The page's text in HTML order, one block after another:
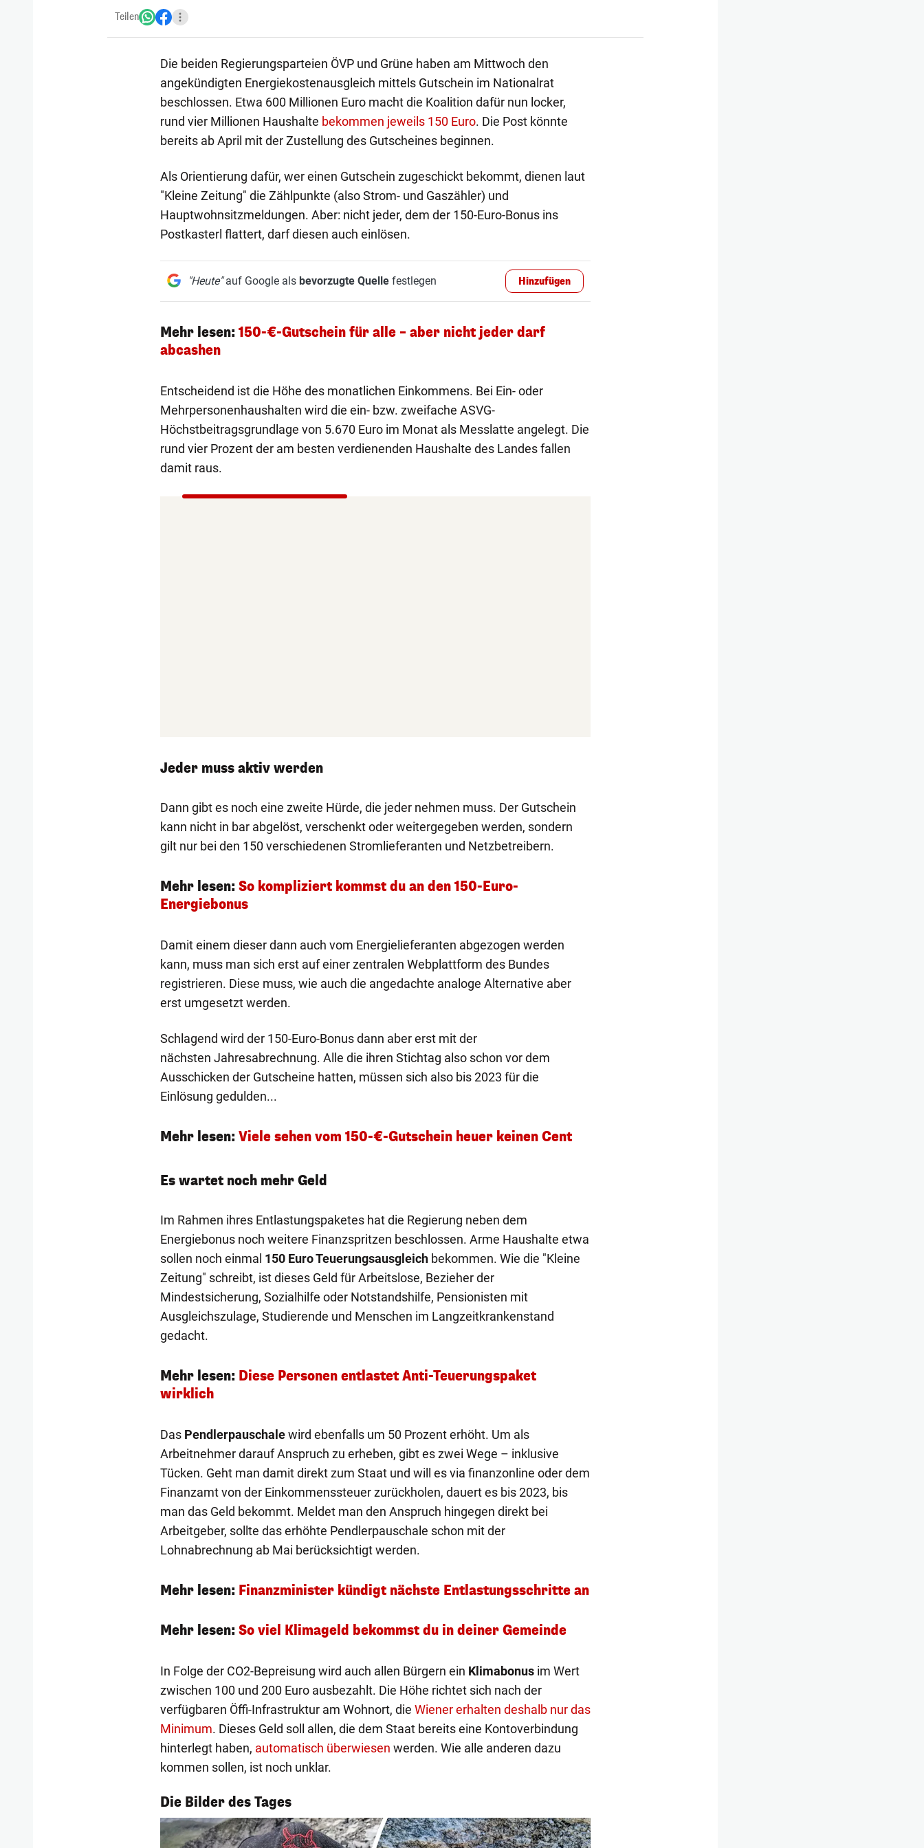
Teilen
Die beiden Regierungsparteien ÖVP und Grüne haben am Mittwoch den
angekündigten Energiekostenausgleich mittels Gutschein im Nationalrat
beschlossen. Etwa 600 Millionen Euro macht die Koalition dafür nun locker,
rund vier Millionen Haushalte bekommen jeweils 150 Euro. Die Post könnte
bereits ab April mit der Zustellung des Gutscheines beginnen.
Als Orientierung dafür, wer einen Gutschein zugeschickt bekommt, dienen laut
"Kleine Zeitung" die Zählpunkte (also Strom- und Gaszähler) und
Hauptwohnsitzmeldungen. Aber: nicht jeder, dem der 150-Euro-Bonus ins
Postkasterl flattert, darf diesen auch einlösen.
"Heute"auf Google als bevorzugte Quellefestlegen Hinzufügen
Mehr lesen: 150-€-Gutschein für alle – aber nicht jeder darf
abcashen
Entscheidend ist die Höhe des monatlichen Einkommens. Bei Ein- oder
Mehrpersonenhaushalten wird die ein- bzw. zweifache ASVG-
Höchstbeitragsgrundlage von 5.670 Euro im Monat als Messlatte angelegt. Die
rund vier Prozent der am besten verdienenden Haushalte des Landes fallen
damit raus.
Jeder muss aktiv werden
Dann gibt es noch eine zweite Hürde, die jeder nehmen muss. Der Gutschein
kann nicht in bar abgelöst, verschenkt oder weitergegeben werden, sondern
gilt nur bei den 150 verschiedenen Stromlieferanten und Netzbetreibern.
Mehr lesen: So kompliziert kommst du an den 150-Euro-
Energiebonus
Damit einem dieser dann auch vom Energielieferanten abgezogen werden
kann, muss man sich erst auf einer zentralen Webplattform des Bundes
registrieren. Diese muss, wie auch die angedachte analoge Alternative aber
erst umgesetzt werden.
Schlagend wird der 150-Euro-Bonus dann aber erst mit der
nächsten Jahresabrechnung. Alle die ihren Stichtag also schon vor dem
Ausschicken der Gutscheine hatten, müssen sich also bis 2023 für die
Einlösung gedulden...
Mehr lesen: Viele sehen vom 150-€-Gutschein heuer keinen Cent
Es wartet noch mehr Geld
Im Rahmen ihres Entlastungspaketes hat die Regierung neben dem
Energiebonus noch weitere Finanzspritzen beschlossen. Arme Haushalte etwa
sollen noch einmal 150 Euro Teuerungsausgleichbekommen. Wie die "Kleine
Zeitung" schreibt, ist dieses Geld für Arbeitslose, Bezieher der
Mindestsicherung, Sozialhilfe oder Notstandshilfe, Pensionisten mit
Ausgleichszulage, Studierende und Menschen im Langzeitkrankenstand
gedacht.
Mehr lesen: Diese Personen entlastet Anti-Teuerungspaket
wirklich
Das Pendlerpauschalewird ebenfalls um 50 Prozent erhöht. Um als
Arbeitnehmer darauf Anspruch zu erheben, gibt es zwei Wege – inklusive
Tücken. Geht man damit direkt zum Staat und will es via finanzonline oder dem
Finanzamt von der Einkommenssteuer zurückholen, dauert es bis 2023, bis
man das Geld bekommt. Meldet man den Anspruch hingegen direkt bei
Arbeitgeber, sollte das erhöhte Pendlerpauschale schon mit der
Lohnabrechnung ab Mai berücksichtigt werden.
Mehr lesen: Finanzminister kündigt nächste Entlastungsschritte an
Mehr lesen: So viel Klimageld bekommst du in deiner Gemeinde
In Folge der CO2-Bepreisung wird auch allen Bürgern ein Klimabonusim Wert
zwischen 100 und 200 Euro ausbezahlt. Die Höhe richtet sich nach der
verfügbaren Öffi-Infrastruktur am Wohnort, die Wiener erhalten deshalb nur das
Minimum. Dieses Geld soll allen, die dem Staat bereits eine Kontoverbindung
hinterlegt haben, automatisch überwiesen werden. Wie alle anderen dazu
kommen sollen, ist noch unklar.
Die Bilder des Tages
1/54